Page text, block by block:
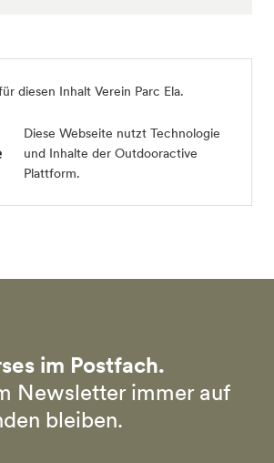
diesen Inhalt Verein Parc Ela.
Diese Webseite nutzt Technologie
und Inhalte der Outdooractive
Plattform.
im Postfach.
Newsletter immer auf
bleiben.